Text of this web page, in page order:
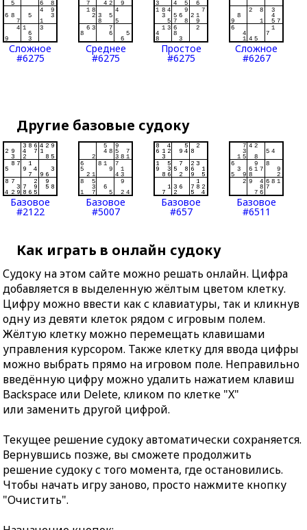
Сложное
#6275
Среднее
#6275
Простое
#6275
Сложное
#6267
Другие базовые судоку
Базовое
#2122
Базовое
#5007
Базовое
#657
Базовое
#6511
Как играть в онлайн судоку
Судоку на этом сайте можно решать онлайн. Цифра
добавляется в выделенную жёлтым цветом клетку.
Цифру можно ввести как с клавиатуры, так и кликнув
одну из девяти клеток рядом с игровым полем.
Жёлтую клетку можно перемещать клавишами
управления курсором. Также клетку для ввода цифры
можно выбрать прямо на игровом поле. Неправильно
введённую цифру можно удалить нажатием клавиш
Backspace или Delete, кликом по клетке "X"
или заменить другой цифрой.
Текущее решение судоку автоматически сохраняется.
Вернувшись позже, вы сможете продолжить
решение судоку с того момента, где остановились.
Чтобы начать игру заново, просто нажмите кнопку
"Очистить".